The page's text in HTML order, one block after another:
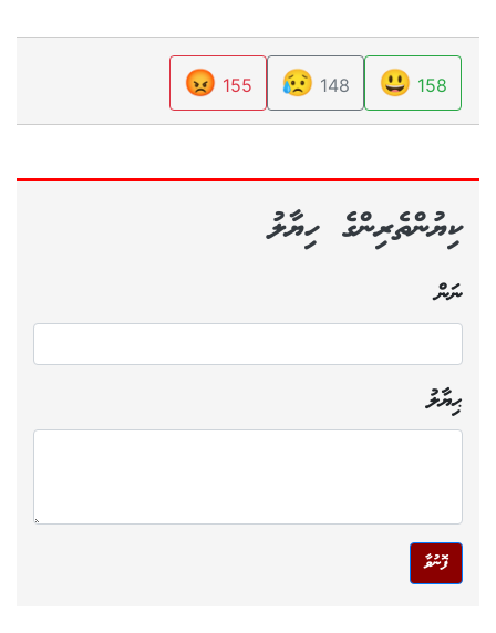
158
😃
148
😥
155
😡
ކިޔުންތެރިންގެ ހިޔާލު
ނަން
ޙިޔާލު
ފޮނުވާ